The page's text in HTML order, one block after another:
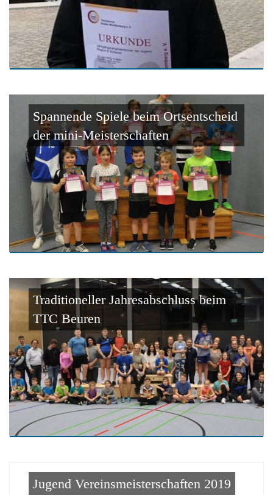
Spannende Spiele beim Ortsentscheid
der mini-Meisterschaften
Traditioneller Jahresabschluss beim
TTC Beuren
Jugend Vereinsmeisterschaften 2019